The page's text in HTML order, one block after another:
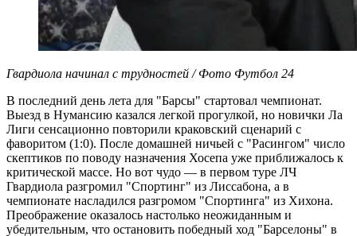
Гвардиола начинал с трудностей / Фото Футбол 24
В последний день лета для "Барсы" стартовал чемпионат.
Выезд в Нумансию казался легкой прогулкой, но новички Ла
Лиги сенсационно повторили краковский сценарий с
фаворитом (1:0). После домашней ничьей с "Расингом" число
скептиков по поводу назначения Хосепа уже приближалось к
критической массе. Но вот чудо — в первом туре ЛЧ
Гвардиола разгромил "Спортинг" из Лиссабона, а в
чемпионате насладился разгромом "Спортинга" из Хихона.
Преображение оказалось настолько неожиданным и
убедительным, что остановить победный ход "Барселоны" в